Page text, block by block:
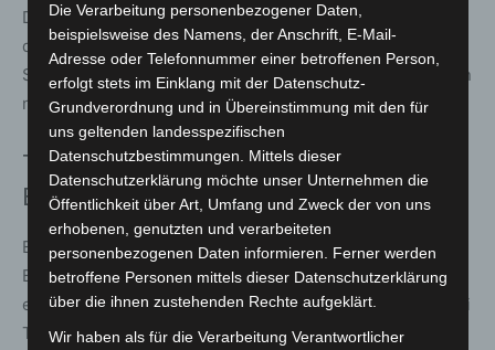
Das Veranstaltungszentrum ist infolge des Brandes
derzeit nicht nutzbar. Die genaue Ausdehnung der
Sachschäden kann die Feuerwehr nach eigenen Angaben
noch nicht beziffern.
Technisch anspruchsvolle
Brandbekämpfung
Eine der größten Herausforderungen bestand darin, den
Brandherd innerhalb der verwinkelten Gebäudestruktur
eindeutig zu lokalisieren. Zeitweise arbeiteten bis zu drei
Trupps gleichzeitig unter Atemschutz an der
Die Verarbeitung personenbezogener Daten,
beispielsweise des Namens, der Anschrift, E-Mail-
Adresse oder Telefonnummer einer betroffenen Person,
erfolgt stets im Einklang mit der Datenschutz-
Grundverordnung und in Übereinstimmung mit den für
uns geltenden landesspezifischen
Datenschutzbestimmungen. Mittels dieser
Datenschutzerklärung möchte unser Unternehmen die
Öffentlichkeit über Art, Umfang und Zweck der von uns
erhobenen, genutzten und verarbeiteten
personenbezogenen Daten informieren. Ferner werden
betroffene Personen mittels dieser Datenschutzerklärung
über die ihnen zustehenden Rechte aufgeklärt.
Wir haben als für die Verarbeitung Verantwortlicher